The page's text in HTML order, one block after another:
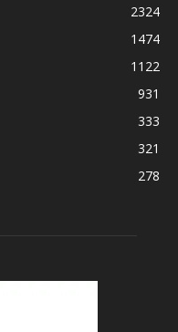
2324
1474
1122
931
333
321
278